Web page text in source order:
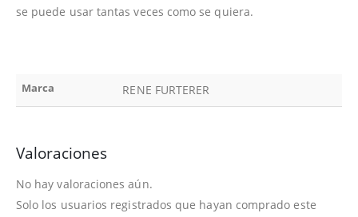
se puede usar tantas veces como se quiera.
Marca RENE FURTERER
Valoraciones
No hay valoraciones aún.
Solo los usuarios registrados que hayan comprado este